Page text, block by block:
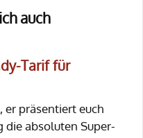
auch
Tarif für
er präsentiert euch
die absoluten Super-